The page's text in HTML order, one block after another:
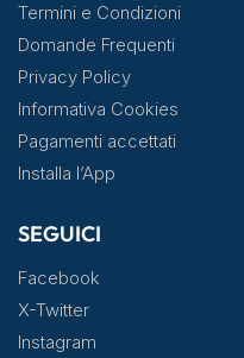
Termini e Condizioni
Domande Frequenti
Privacy Policy
Informativa Cookies
Pagamenti accettati
Installa l’App
SEGUICI
Facebook
X-Twitter
Instagram